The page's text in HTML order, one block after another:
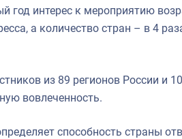
интерес к мероприятию
а количество стран – в 4
из 89 регионов России и
вовлеченность.
способность страны